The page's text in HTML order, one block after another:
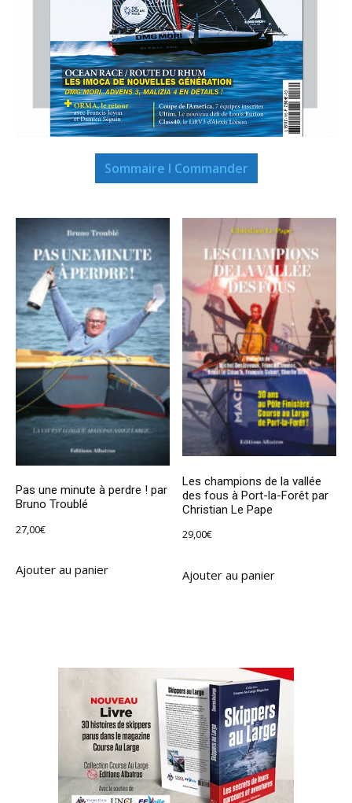
Sommaire I Commander
Pas une minute à perdre ! par
Bruno Troublé
27,00€
Ajouter au panier
Les champions de la vallée
des fous à Port-la-Forêt par
Christian Le Pape
29,00€
Ajouter au panier